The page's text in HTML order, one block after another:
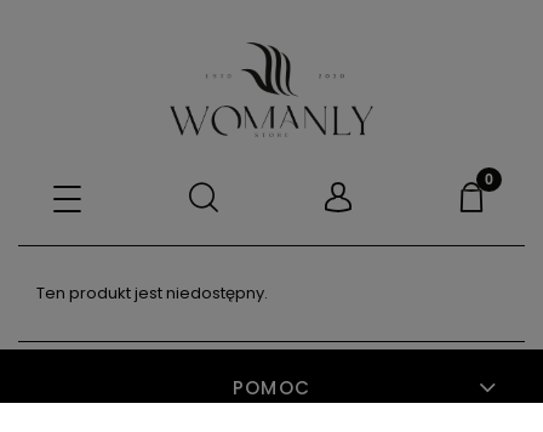
Ten produkt jest niedostępny.
POMOC